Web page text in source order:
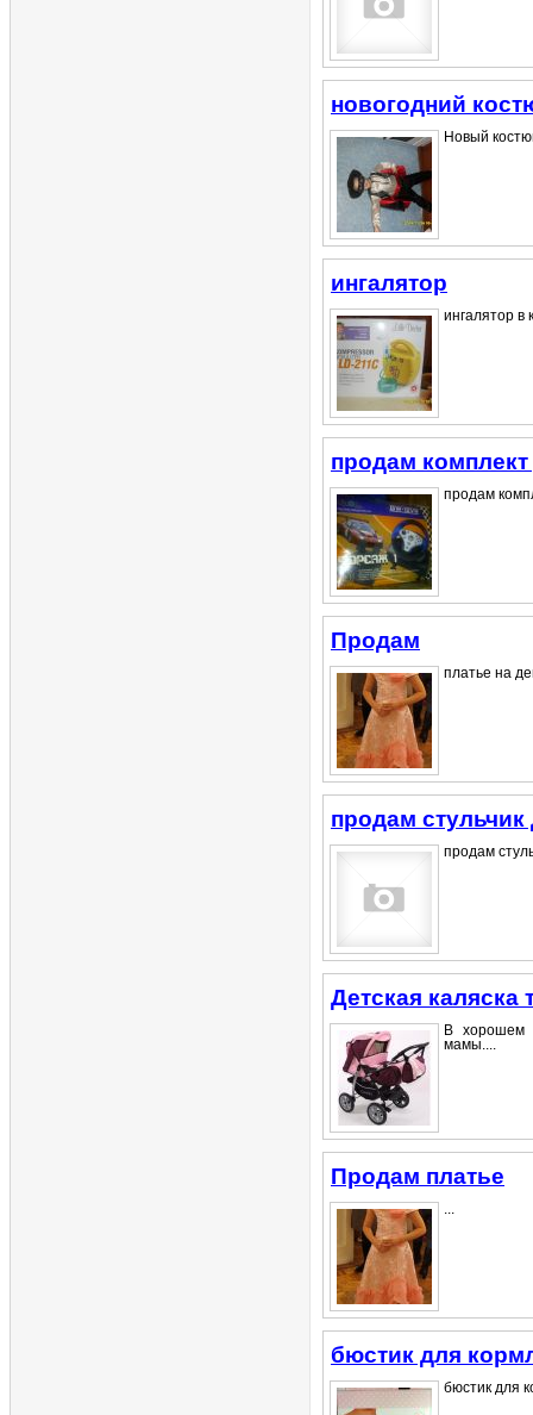
новогодний
Новый
ингалятор
ингалятор в
продам
продам
Продам
платье на
продам
продам
Детская
В хорошем
мамы....
Продам платье
...
бюстик для
бюстик для